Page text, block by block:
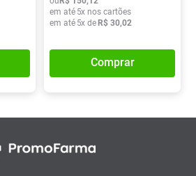
em até 5x nos cartões
em até 5x deR$ 30,02
Comprar